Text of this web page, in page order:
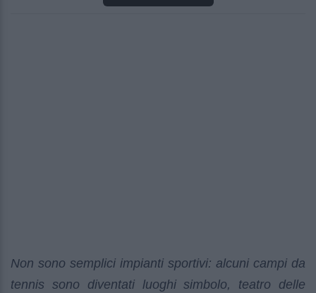
Non sono semplici impianti sportivi: alcuni campi da
tennis sono diventati luoghi simbolo, teatro delle